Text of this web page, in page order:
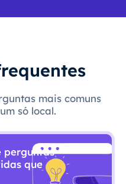
mais comuns
só local.
perguntas
que